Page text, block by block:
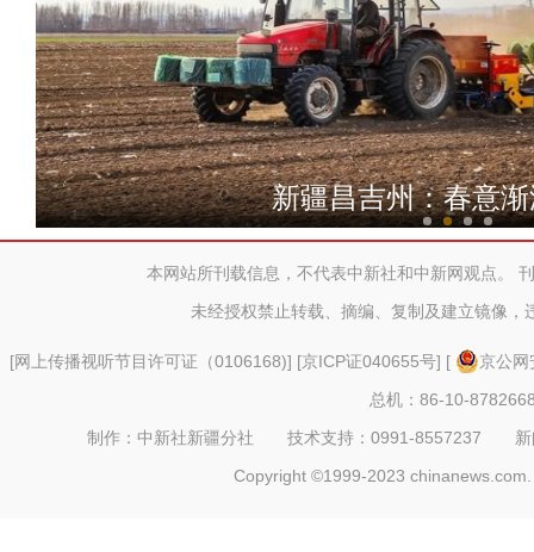
新疆柯坪县：杏花
新疆昌吉州：春意
本网站所刊载信息，不代表中新社和中新网观点。
未经授权禁止转载、摘编、复制及建立镜像，
[网上传播视听节目许可证（0106168)] [京ICP证040655号] [
京公
总机：86-10-
制作：中新社新疆分社 技术支持：0991-8557237
Copyright ©1999-2023